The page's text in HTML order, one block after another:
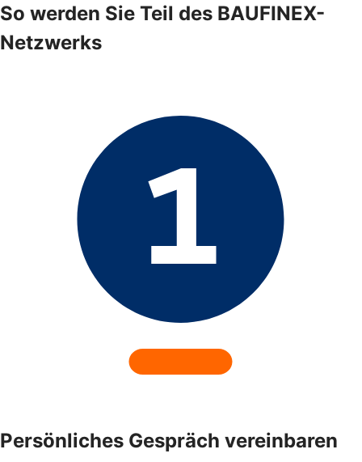
So werden Sie Teil des BAUFINEX-
Netzwerks
Persönliches Gespräch vereinbaren